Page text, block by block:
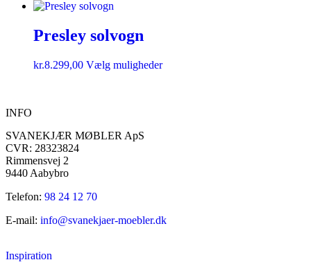
Presley solvogn
kr.8.299,00 Vælg muligheder
INFO
SVANEKJÆR MØBLER ApS
CVR: 28323824
Rimmensvej 2
9440 Aabybro
Telefon: 98 24 12 70
E-mail: info@svanekjaer-moebler.dk
Inspiration